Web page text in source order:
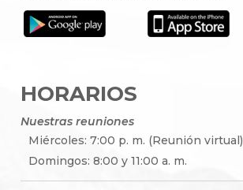
HORARIOS
Nuestras reuniones
Miércoles: 7:00 p. m. (Reunión virtual)
Domingos: 8:00 y 11:00 a. m.